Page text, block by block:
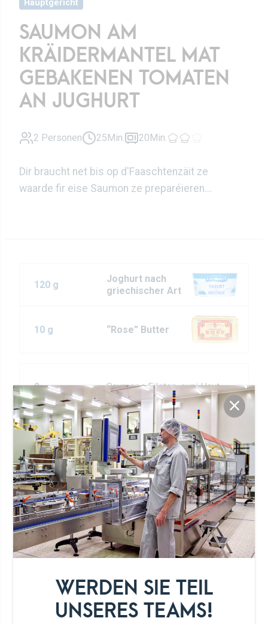
WERDEN SIE TEIL
UNSERES TEAMS!
Hauptgericht
SAUMON AM
KRÄIDERMANTEL MAT
GEBAKENEN TOMATEN
AN JUGHURT
2 Personen 25Min. 20Min.
Dir braucht net bis op d'Faaschtenzäit ze
waarde fir eise Saumon ze preparéieren...
120 g
Joghurt nach
griechischer Art
10 g “Rose” Butter
2 Saumons Fileten, ouni Haut
20 g Broutgrimmelen
200 g Cherry Tomaten
120 g Couscous
2 kleng Knuewelekszéiwen
1 Iessläffel Olivenueleg
Iessläffel Estragon
Kaffisläffel Herbes de